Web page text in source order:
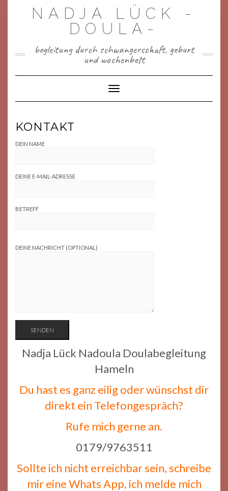
NADJA LÜCK -
DOULA-
begleitung durch schwangerschaft, geburt
und wochenbett
Toggle Navigation
KONTAKT
DEIN NAME
DEINE E-MAIL-ADRESSE
BETREFF
DEINE NACHRICHT (OPTIONAL)
Nadja Lück Nadoula Doulabegleitung
Hameln
Du hast es ganz eilig oder wünschst dir
direkt ein Telefongespräch?
Rufe mich gerne an.
0179/9763511
Sollte ich nicht erreichbar sein, schreibe
mir eine Whats App, ich melde mich